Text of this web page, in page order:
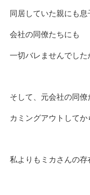
同居していた親にも息
会社の同僚たちにも
一切バレませんでし
そして、元会社の同僚
カミングアウトしてか
私よりもミカさんの